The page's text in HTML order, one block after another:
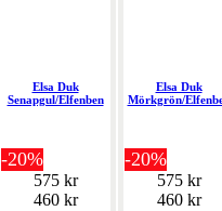
Elsa Duk
Senapgul/Elfenben
-20%
575 kr
460 kr
Elsa Duk
Mörkgrön/
-20%
575 kr
460 kr